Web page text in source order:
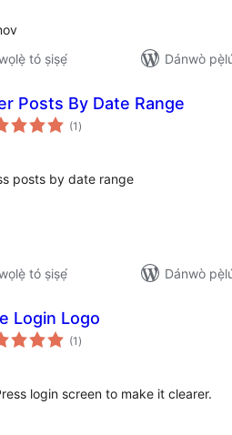
tó ṣiṣẹ́
Dánwò
Posts By Date Range
(1 àpapọ̀
àwọn
)
posts by date range
tó ṣiṣẹ́
Dánwò
Login Logo
(1 àpapọ̀
àwọn
)
login screen to make it clearer.